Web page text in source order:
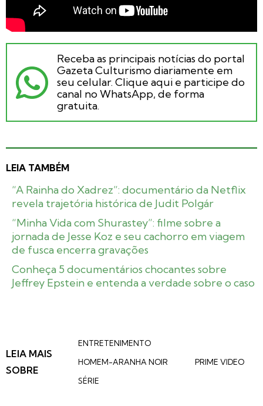
Receba as principais notícias do portal
Gazeta Culturismo diariamente em
seu celular. Clique aqui e participe do
canal no WhatsApp, de forma
gratuita.
LEIA TAMBÉM
“A Rainha do Xadrez”: documentário da Netflix
revela trajetória histórica de Judit Polgár
“Minha Vida com Shurastey”: filme sobre a
jornada de Jesse Koz e seu cachorro em viagem
de fusca encerra gravações
Conheça 5 documentários chocantes sobre
Jeffrey Epstein e entenda a verdade sobre o caso
LEIA MAIS
SOBRE
ENTRETENIMENTO
HOMEM-ARANHA NOIR
PRIME VIDEO
SÉRIE